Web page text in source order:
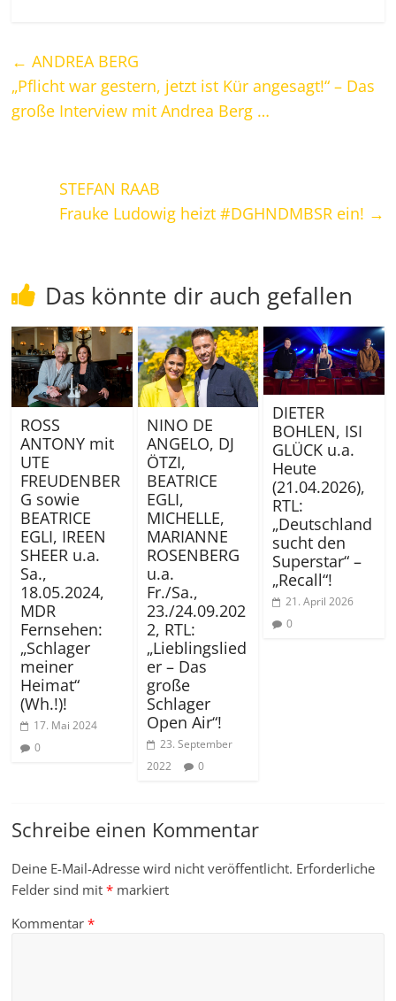
← ANDREA BERG
„Pflicht war gestern, jetzt ist Kür angesagt!“ – Das
große Interview mit Andrea Berg …
STEFAN RAAB
Frauke Ludowig heizt #DGHNDMBSR ein! →
Das könnte dir auch gefallen
ROSS
ANTONY mit
UTE
FREUDENBER
G sowie
BEATRICE
EGLI, IREEN
SHEER u.a.
Sa.,
18.05.2024,
MDR
Fernsehen:
„Schlager
meiner
Heimat“
(Wh.!)!
17. Mai 2024
0
NINO DE
ANGELO, DJ
ÖTZI,
BEATRICE
EGLI,
MICHELLE,
MARIANNE
ROSENBERG
u.a.
Fr./Sa.,
23./24.09.202
2, RTL:
„Lieblingslied
er – Das
große
Schlager
Open Air“!
23. September
2022
0
DIETER
BOHLEN, ISI
GLÜCK u.a.
Heute
(21.04.2026),
RTL:
„Deutschland
sucht den
Superstar“ –
„Recall“!
21. April 2026
0
Schreibe einen Kommentar
Deine E-Mail-Adresse wird nicht veröffentlicht. Erforderliche
Felder sind mit* markiert
Kommentar*